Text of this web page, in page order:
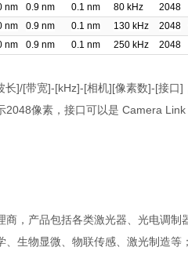
nm 0.9 nm 0.1 nm 80 kHz 2048
nm 0.9 nm 0.1 nm 130 kHz 2048
nm 0.9 nm 0.1 nm 250 kHz 2048
]/[带宽]-[kHz]-[相机][像素数]-[接口]
2048像素，接口可以是 Camera
商，产品包括各类激光器、光电调
生物显微、物联传感、激光制造